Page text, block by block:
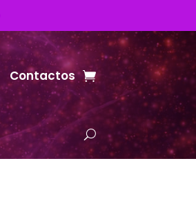
Contactos